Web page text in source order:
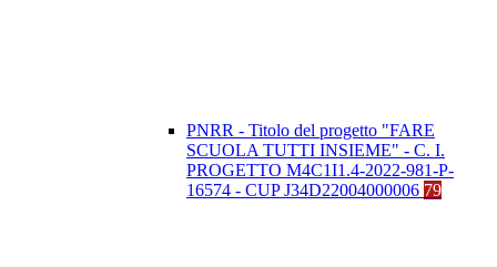
PNRR - Titolo del progetto "FARE
SCUOLA TUTTI INSIEME" - C. I.
PROGETTO M4C1I1.4-2022-981-P-
16574 - CUP J34D22004000006 79